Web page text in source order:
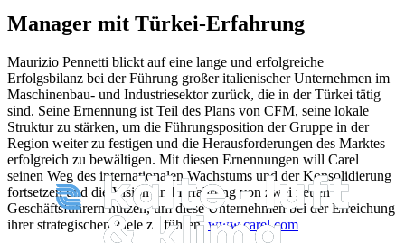
Manager mit Türkei-Erfahrung
Maurizio Pennetti blickt auf eine lange und erfolgreiche
Erfolgsbilanz bei der Führung großer italienischer Unternehmen im
Maschinenbau- und Industriesektor zurück, die in der Türkei tätig
sind. Seine Ernennung ist Teil des Plans von CFM, seine lokale
Struktur zu stärken, um die Führungsposition der Gruppe in der
Region weiter zu festigen und die Herausforderungen des Marktes
erfolgreich zu bewältigen. Mit diesen Ernennungen will Carel
seinen Weg des internationalen Wachstums und der Konsolidierung
fortsetzen und die Vision und Erfahrung von zwei neuen
Geschäftsführern nutzen, um diese Unternehmen bei der Erreichung
ihrer strategischen Ziele zu führen. www.carel.com